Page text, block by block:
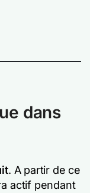
dans
. A partir de ce
actif pendant